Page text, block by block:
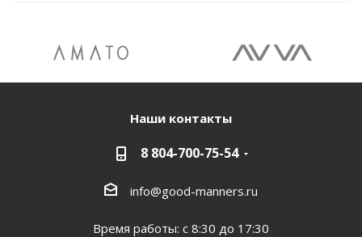
Наши контакты
8 804-700-75-54
info@good-manners.ru
Время работы: с 8:30 до 17:30